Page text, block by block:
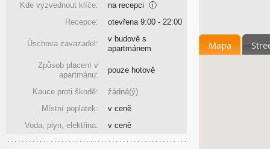
Mapa
Kde vyzvednout klíče:
na recepci ⓘ
Recepce:
otevřena 9:00 - 22:00
Úschova zavazadel:
v budově s
apartmánem
Způsob placení v
apartmánu:
pouze hotově
Kauce proti škodě:
žádná(ý)
Místní poplatek:
v ceně
Voda, plyn, elektřina:
v ceně